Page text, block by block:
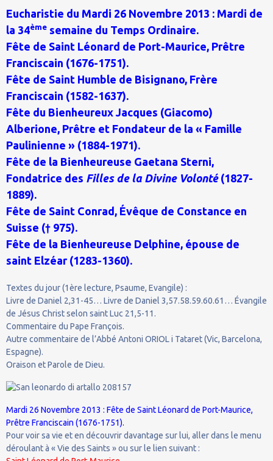
Eucharistie du Mardi 26 Novembre 2013 : Mardi de
la 34ème semaine du Temps Ordinaire.
Fête de Saint Léonard de Port-Maurice, Prêtre
Franciscain (1676-1751).
Fête de Saint Humble de Bisignano, Frère
Franciscain (1582-1637).
Fête du Bienheureux Jacques (Giacomo)
Alberione, Prêtre et Fondateur de la « Famille
Paulinienne » (1884-1971).
Fête de la Bienheureuse Gaetana Sterni,
Fondatrice des Filles de la Divine Volonté (1827-
1889).
Fête de Saint Conrad, Évêque de Constance en
Suisse († 975).
Fête de la Bienheureuse Delphine, épouse de
saint Elzéar (1283-1360).
Textes du jour (1ère lecture, Psaume, Evangile) :
Livre de Daniel 2,31-45… Livre de Daniel 3,57.58.59.60.61… Évangile
de Jésus Christ selon saint Luc 21,5-11.
Commentaire du Pape François.
Autre commentaire de l’Abbé Antoni ORIOL i Tataret (Vic, Barcelona,
Espagne).
Oraison et Parole de Dieu.
Mardi 26 Novembre 2013 : Fête de Saint Léonard de Port-Maurice,
Prêtre Franciscain (1676-1751).
Pour voir sa vie et en découvrir davantage sur lui, aller dans le menu
déroulant à « Vie des Saints » ou sur le lien suivant :